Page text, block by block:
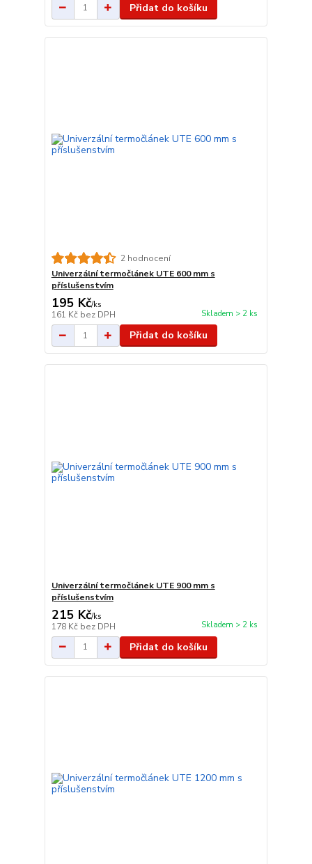
Přidat do košíku
2 hodnocení
Univerzální termočlánek UTE 600 mm s
příslušenstvím
195 Kč/ks
161 Kč bez DPH Skladem > 2 ks
Přidat do košíku
Univerzální termočlánek UTE 900 mm s
příslušenstvím
215 Kč/ks
178 Kč bez DPH Skladem > 2 ks
Přidat do košíku